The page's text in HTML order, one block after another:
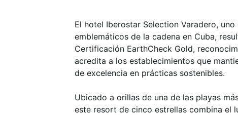
El hotel Iberostar Selection Varadero,
emblemáticos de la cadena en Cuba,
Certificación EarthCheck Gold,
acredita a los establecimientos que
de excelencia en prácticas sostenibles.
Ubicado a orillas de una de las playas
este resort de cinco estrellas combina el